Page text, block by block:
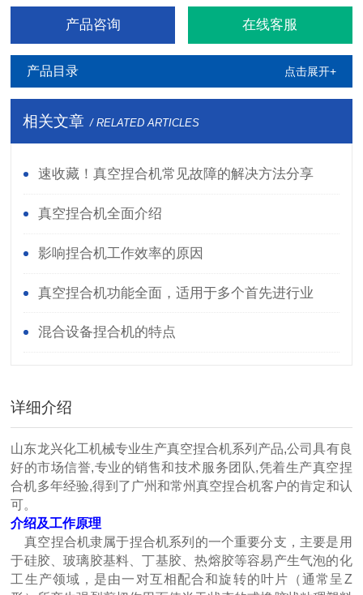
产品咨询 在线客服
产品目录 点击展开+
相关文章 / RELATED ARTICLES
速收藏！真空捏合机常见故障的解决方法分享
真空捏合机全面介绍
影响捏合机工作效率的原因
真空捏合机功能全面，适用于多个首先进行业
混合设备捏合机的特点
详细介绍
山东龙兴化工机械专业生产真空捏合机系列产品,公司具有良
好的市场信誉,专业的销售和技术服务团队,凭着生产真空捏
合机多年经验,得到了广州和常州真空捏合机客户的肯定和认
可。
介绍及工作原理
真空捏合机隶属于捏合机系列的一个重要分支，主要是用
于硅胶、玻璃胶基料、丁基胶、热熔胶等容易产生气泡的化
工生产领域，是由一对互相配合和旋转的叶片（通常呈Z